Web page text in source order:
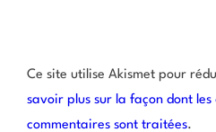
Ce site utilise Akismet pour
savoir plus sur la façon dont les
commentaires sont traitées.